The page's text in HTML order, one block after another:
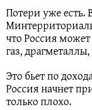
Потери уже есть.
что Россия
газ,
Это бьет по
Россия начнет
только плохо.